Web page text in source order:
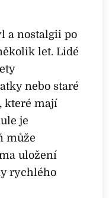
a nostalgii po
let. Lidé
nebo staré
které mají
je
může
uložení
rychlého